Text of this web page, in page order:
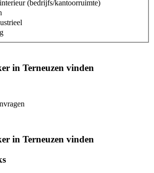
(bedrijfs/kantoorruimte)
in Terneuzen vinden
in Terneuzen vinden